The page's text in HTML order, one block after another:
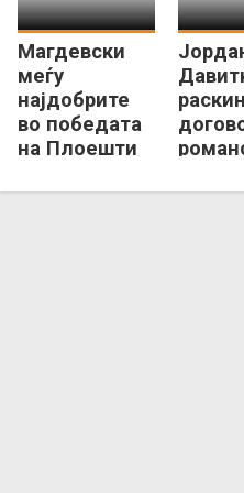
Магдевски
меѓу
најдобрите
во победата
на Плоешти